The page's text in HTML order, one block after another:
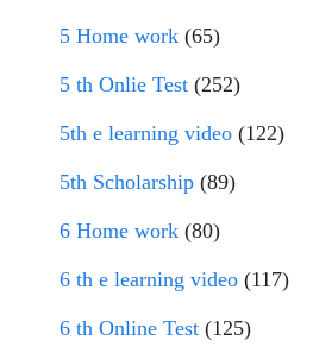
5 Home work (65)
5 th Onlie Test (252)
5th e learning video (122)
5th Scholarship (89)
6 Home work (80)
6 th e learning video (117)
6 th Online Test (125)